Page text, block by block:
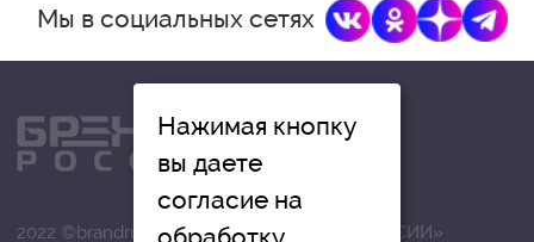
Мы в социальных сетях
2022 ©brandrussia.online | СИ «БРЕНДЫ РОССИИ»
Нажимая кнопку
вы даете
согласие на